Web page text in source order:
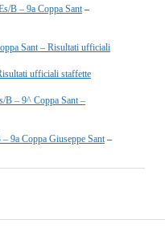
B – 9a Coppa Sant–
Sant – Risultati ufficiali
ufficiali staffette
B – 9^ Coppa Sant –
9a Coppa Giuseppe Sant–